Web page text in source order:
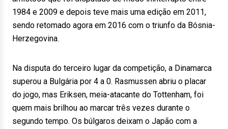
1984 e 2009 e depois teve mais uma edição em 2011,
sendo retomado agora em 2016 com o triunfo da Bósnia-
Herzegovina.
Na disputa do terceiro lugar da competição, a Dinamarca
superou a Bulgária por 4 a 0. Rasmussen abriu o placar
do jogo, mas Eriksen, meia-atacante do Tottenham, foi
quem mais brilhou ao marcar três vezes durante o
segundo tempo. Os búlgaros deixam o Japão com a